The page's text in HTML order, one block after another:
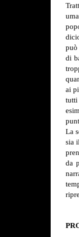
può
di
ai
tutti
La
sia
da